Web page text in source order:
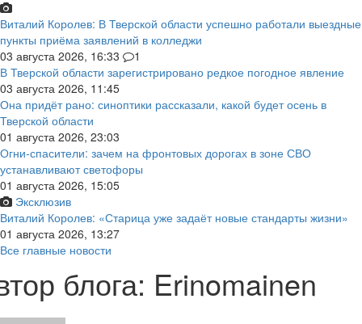
Виталий Королев: В Тверской области успешно работали выездные
пункты приёма заявлений в колледжи
03 августа 2026, 16:33
1
В Тверской области зарегистрировано редкое погодное явление
03 августа 2026, 11:45
Она придёт рано: синоптики рассказали, какой будет осень в
Тверской области
01 августа 2026, 23:03
Огни-спасители: зачем на фронтовых дорогах в зоне СВО
устанавливают светофоры
01 августа 2026, 15:05
Эксклюзив
Виталий Королев: «Старица уже задаёт новые стандарты жизни»
01 августа 2026, 13:27
Все главные новости
блога: Erinomainen